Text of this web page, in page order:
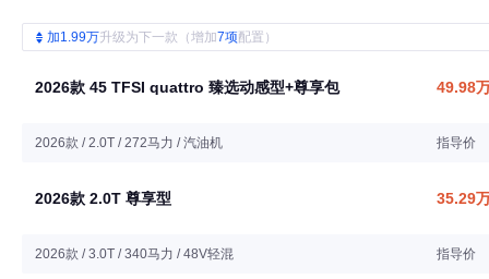
加1.99万升级为下一款（增加7项配置）
2026款 45 TFSI quattro 臻选动感型+尊享包 49.98
2026款 / 2.0T / 272马力 / 汽油机 指导价
2026款 2.0T 尊享型 35.29
2026款 / 3.0T / 340马力 / 48V轻混 指导价